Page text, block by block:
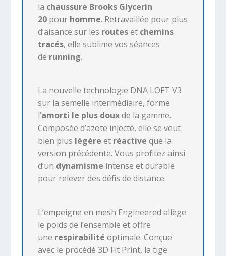
la chaussure Brooks Glycerin
20 pour homme. Retravaillée pour plus
d’aisance sur les routes et chemins
tracés, elle sublime vos séances
de running.
La nouvelle technologie DNA LOFT V3
sur la semelle intermédiaire, forme
l’amorti le plus doux de la gamme.
Composée d’azote injecté, elle se veut
bien plus légère et réactive que la
version précédente. Vous profitez ainsi
d’un dynamisme intense et durable
pour relever des défis de distance.
L’empeigne en mesh Engineered allège
le poids de l’ensemble et offre
une respirabilité optimale. Conçue
avec le procédé 3D Fit Print, la tige